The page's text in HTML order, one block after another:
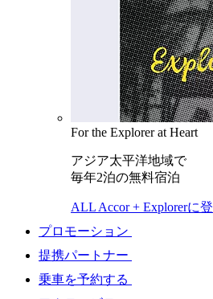
For the Explorer at Heart
アジア太平洋地域で
毎年2泊の無料宿泊
ALL Accor + Explorerに
プロモーション
提携パートナー
乗車を予約する